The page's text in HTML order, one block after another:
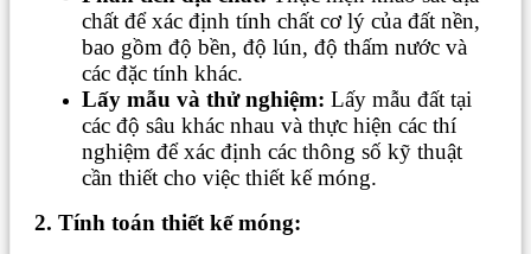
chất để xác định tính chất cơ lý của đất nền,
bao gồm độ bền, độ lún, độ thấm nước và
các đặc tính khác.
Lấy mẫu và thử nghiệm: Lấy mẫu đất tại
các độ sâu khác nhau và thực hiện các thí
nghiệm để xác định các thông số kỹ thuật
cần thiết cho việc thiết kế móng.
2. Tính toán thiết kế móng: